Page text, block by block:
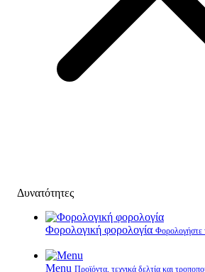
Δυνατότητες
Φορολογική φορολογία Φορολογήστε
Menu Προϊόντα, τεχνικά δελτία και